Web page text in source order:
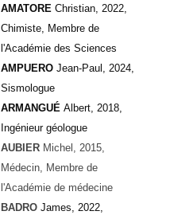
AMATORE Christian, 2022,
Chimiste, Membre de
l'Académie des Sciences
AMPUERO Jean-Paul, 2024,
Sismologue
ARMANGUÉ Albert, 2018,
Ingénieur géologue
AUBIER Michel, 2015,
Médecin, Membre de
l'Académie de médecine
BADRO James, 2022,